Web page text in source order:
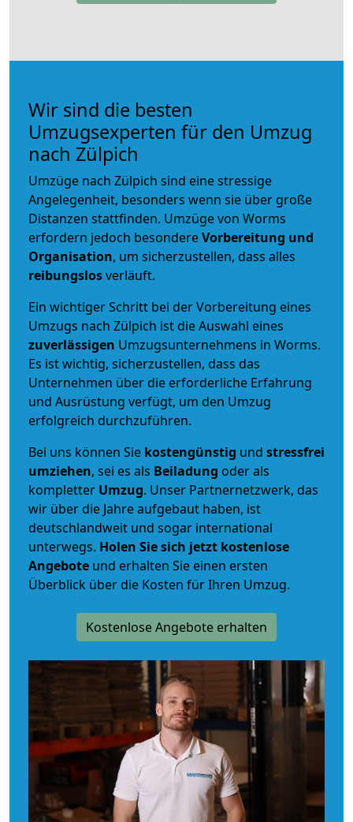
Wir sind die besten
Umzugsexperten für den Umzug
nach Zülpich
Umzüge nach Zülpich sind eine stressige
Angelegenheit, besonders wenn sie über große
Distanzen stattfinden. Umzüge von Worms
erfordern jedoch besondereVorbereitung und
Organisation, um sicherzustellen, dass alles
reibungslosverläuft.
Ein wichtiger Schritt bei der Vorbereitung eines
Umzugs nach Zülpich ist die Auswahl eines
zuverlässigen Umzugsunternehmens in Worms.
Es ist wichtig, sicherzustellen, dass das
Unternehmen über die erforderliche Erfahrung
und Ausrüstung verfügt, um den Umzug
erfolgreich durchzuführen.
Bei uns können Sie kostengünstig und stressfrei
umziehen, sei es als Beiladung oder als
kompletter Umzug. Unser Partnernetzwerk, das
wir über die Jahre aufgebaut haben, ist
deutschlandweit und sogar international
unterwegs. Holen Sie sich jetzt kostenlose
Angebote und erhalten Sie einen ersten
Überblick über die Kosten für Ihren Umzug.
Kostenlose Angebote erhalten